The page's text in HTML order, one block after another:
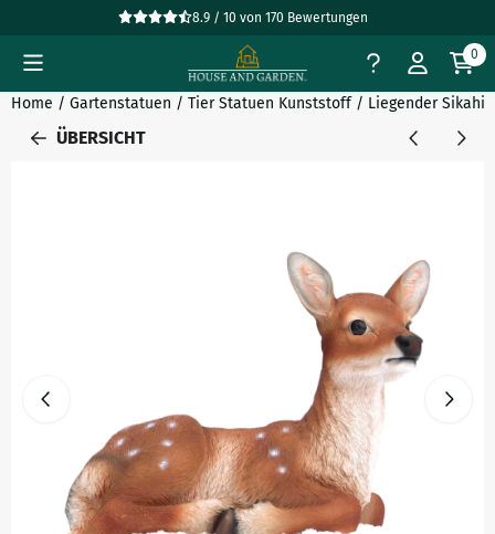
Cookie-Einstellungen verfügbar. Einstellungen wählen oder
8.9 / 10 von170 Bewertungen
0
Home / Gartenstatuen / Tier Statuen Kunststoff / Liegender
ÜBERSICHT